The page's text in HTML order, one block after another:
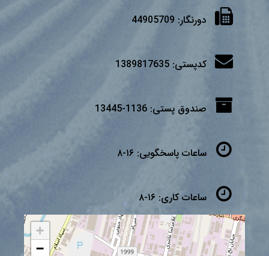
دورنگار: 44905709
کدپستی: 1389817635
صندوق پستی: 1136-13445
ساعات پاسخگویی: ۱۶-۸
ساعات کاری: ۱۶-۸
+
−